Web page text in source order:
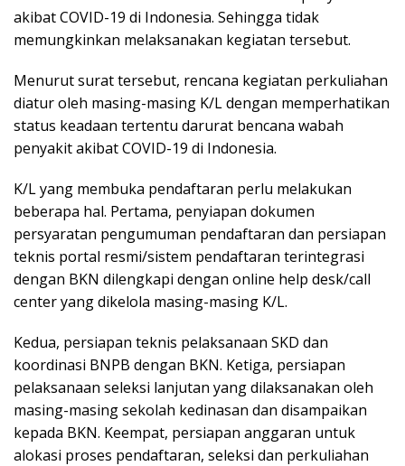
akibat COVID-19 di Indonesia. Sehingga tidak
memungkinkan melaksanakan kegiatan tersebut.
Menurut surat tersebut, rencana kegiatan perkuliahan
diatur oleh masing-masing K/L dengan memperhatikan
status keadaan tertentu darurat bencana wabah
penyakit akibat COVID-19 di Indonesia.
K/L yang membuka pendaftaran perlu melakukan
beberapa hal. Pertama, penyiapan dokumen
persyaratan pengumuman pendaftaran dan persiapan
teknis portal resmi/sistem pendaftaran terintegrasi
dengan BKN dilengkapi dengan online help desk/call
center yang dikelola masing-masing K/L.
Kedua, persiapan teknis pelaksanaan SKD dan
koordinasi BNPB dengan BKN. Ketiga, persiapan
pelaksanaan seleksi lanjutan yang dilaksanakan oleh
masing-masing sekolah kedinasan dan disampaikan
kepada BKN. Keempat, persiapan anggaran untuk
alokasi proses pendaftaran, seleksi dan perkuliahan